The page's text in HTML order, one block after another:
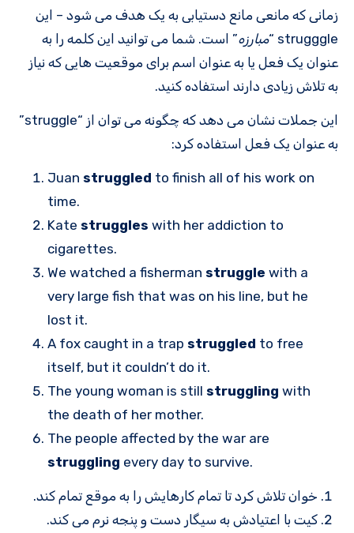
زمانی که مانعی مانع دستیابی به یک هدف می شود – این
strugggle “ مبارزه” است. شما می توانید این کلمه را به
عنوان یک فعل یا به عنوان اسم برای موقعیت هایی که نیاز
به تلاش زیادی دارند استفاده کنید.
این جملات نشان می دهد که چگونه می توان از “struggle”
به عنوان یک فعل استفاده کرد:
Juan struggled to finish all of his work on
time.
Kate struggles with her addiction to
cigarettes.
We watched a fisherman struggle with a
very large fish that was on his line, but he
lost it.
A fox caught in a trap struggled to free
itself, but it couldn’t do it.
The young woman is still struggling with
the death of her mother.
The people affected by the war are
struggling every day to survive.
خوان تلاش کرد تا تمام کارهایش را به موقع تمام کند.
کیت با اعتیادش به سیگار دست و پنجه نرم می کند.